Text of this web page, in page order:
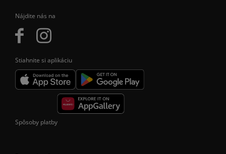
Nájdite nás na
Stiahnite si aplikáciu
Spôsoby platby